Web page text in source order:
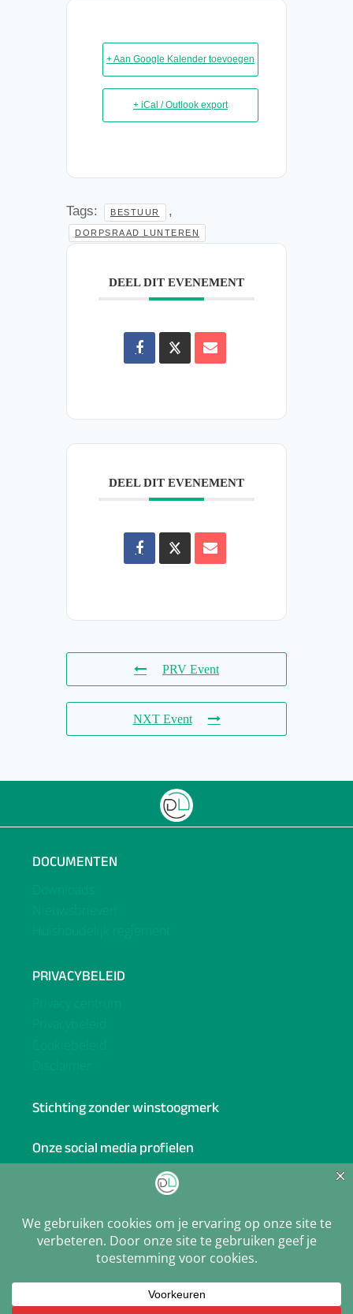
+ Aan Google Kalender toevoegen
+ iCal / Outlook export
Tags: BESTUUR ,
DORPSRAAD LUNTEREN
DEEL DIT EVENEMENT
DEEL DIT EVENEMENT
PRV Event
NXT Event
DOCUMENTEN
PRIVACYBELEID
Stichting zonder winstoogmerk
Onze social media profielen
Linkedin